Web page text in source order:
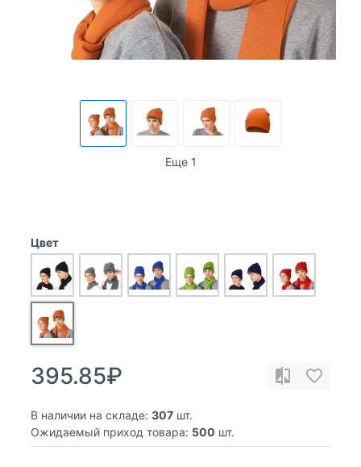
Еще 1
Цвет
395.85₽
В наличии на складе: 307 шт.
Ожидаемый приход товара: 500 шт.